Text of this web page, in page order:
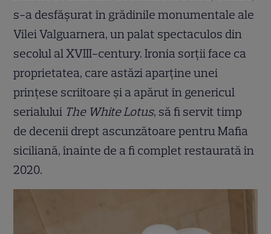
s-a desfășurat în grădinile monumentale ale
Vilei Valguarnera, un palat spectaculos din
secolul al XVIII-century. Ironia sorții face ca
proprietatea, care astăzi aparține unei
prințese scriitoare și a apărut în genericul
serialului The White Lotus, să fi servit timp
de decenii drept ascunzătoare pentru Mafia
siciliană, înainte de a fi complet restaurată în
2020.